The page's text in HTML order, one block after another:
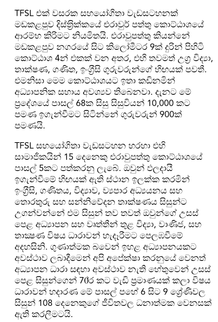
TFSL එක් වසරක සහයෝගිතා වැඩසටහනක්
මඩකළපුව දිස්ත‍්‍රික්කයේ එරාවුර් පත්තු කොට්ඨාශයේ
ආරම්භ කිරිමට නියමිතයි. එරාවුපත්තු කියන්නේ
මඩකළපුව නගරයේ සිට කිලෝමීටර 9ක් දුරින් පිහිටි
කොට්ඨාශ 4න් එකක් වන අතර, එහි තවමත් උග‍්‍ර විද්‍යා,
තාක්ෂණ, ගණිත, ඉංග‍්‍රීසි ගුරුවරුන්ගේ හිඟයක් පවතී.
එමනිසා මෙම කොට්ඨාශයට ඉතා කඩිනමින්
අධ්‍යාපනික සහාය අවශ්‍යව තිබෙනවා. දැනට මේ
ප‍්‍රදේශයේ පාසල් 68ක සිසු සිසුවියන් 10,000 කට
පමණ ඉගැන්වීමට සිටින්නේ ගුරුවරුන් 900ක්
පමණයි.
TFSL සහයෝගිතා වැඩසටහන හරහා එහි
සාමාජිකයින් 15 දෙනෙකු එරාවුපත්තු කොට්ඨාශයේ
පාසල් 5කට පත්කරනු ලැබේ. ඔවුන් ඵලදායී
ඉගැන්වීමේ හිඟයක් ඇති ස්ථාන ඉලක්ක කරමින්
ඉංග‍්‍රීසි, ගණිතය, විද්‍යාව, ව්‍යපාර අධ්‍යයනය සහ
තොරතුරු සහ සන්නිවේදන තාක්ෂණය සිසුන්ට
උගන්වන්නේ එම සිසුන් තව තවත් ඔවුන්ගේ උසස්
පෙළ අධ්‍යාපන සහ වෘත්තීන් තුළ විද්‍යා, වාණිජ, සහ
තාක්‍ෂණ විෂය ධාරාවන් හැදෑරීමට පෙලඹවීමේ
අදහසිනි. ගුණාත්මක බවෙන් ඉහළ අධ්‍යාපනයකට
අවස්ථාව ලබාදීමෙන් අපි අපේක්ෂා කරනුයේ වෙනත්
අධ්‍යාපන ධාරා සඳහා අවස්ථාව නැති හේතුවෙන් උසස්
පෙළ සිසුන්ගෙන් 70‍්‍ර කට වැඩි ප‍්‍රමාණයක් කලා විෂය
ධාරාවන් හදාරණ මේ පාසල් පහේ 6 සිට 9 ශ්‍රේණිවල
සිසුන් 108 දෙනෙකුගේ ජීවිතවල ධනාත්මක වෙනසක්
ඇති කරලීමටයි.